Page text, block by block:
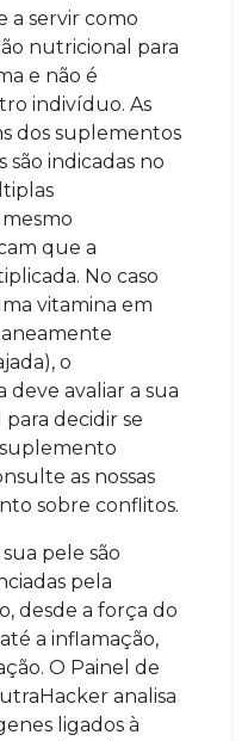
a servir como
nutricional para
e não é
indivíduo. As
dos suplementos
são indicadas no
que a
No caso
vitamina em
o
avaliar a sua
decidir se
as nossas
sobre conflitos.
pele são
pela
desde a força do
a inflamação,
O Painel de
analisa
ligados à